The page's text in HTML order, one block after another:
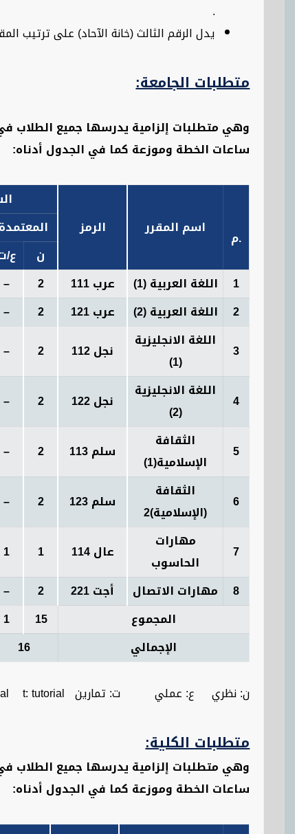
.
يدل الرقم الثالث (خانة الآحاد) على ترتيب
متطلبات الجامعة:
ساعات الخطة وموزعة كما في الجدول أدناه:
الرمز
اسم المقرر
م.
المعتمدة
ع/
ن
– 2 عرب 111 اللغة العربية (1 )
1
– 2 عرب 121 اللغة العربية (2 )
2
– 2 نجل 112
اللغة الانجليزية
(1
)
3
– 2 نجل 122
اللغة الانجليزية
(2
)
4
– 2 سلم 113
الثقافة
الإسلامية(1)
5
– 2 سلم123
الثقافة
الإسلامية)2)
6
1 1 عال 114
مهارات
الحاسوب
7
– 2 أجت 221 مهارات الاتصال
8
1 15
المجموع
16 الإجمالي
ن: نظري ع: عملي ت: تمارين T: Theoretical P: Practical t: tutorial
متطلبات الكلية:
ساعات الخطة وموزعة كما في الجدول أدناه: